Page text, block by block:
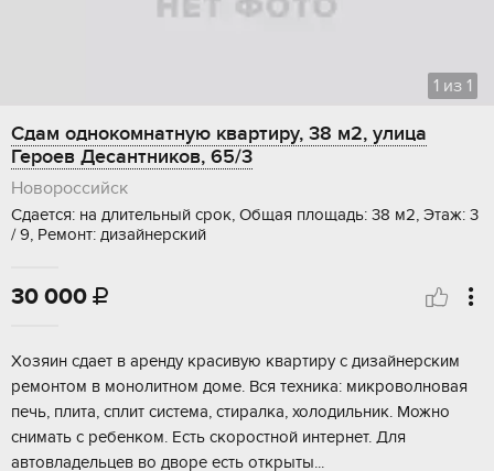
1 из 1
Сдам однокомнатную квартиру, 38 м2, улица
Героев Десантников, 65/3
Новороссийск
Сдается: на длительный срок, Общая площадь: 38 м2, Этаж: 3
/ 9, Ремонт: дизайнерский
30 000 
Хозяин сдает в аренду красивую квартиру с дизайнерским
ремонтом в монолитном доме. Вся техника: микроволновая
печь, плита, сплит система, стиралка, холодильник. Можно
снимать с ребенком. Есть скоростной интернет. Для
автовладельцев во дворе есть открыты...